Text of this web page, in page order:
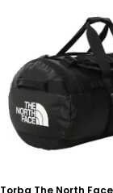
Torba The North